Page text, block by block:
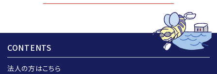
CONTENTS
法人の方はこちら